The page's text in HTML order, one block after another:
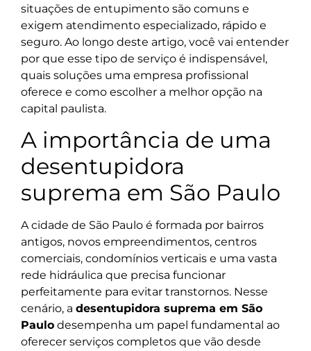
situações de entupimento são comuns e
exigem atendimento especializado, rápido e
seguro. Ao longo deste artigo, você vai entender
por que esse tipo de serviço é indispensável,
quais soluções uma empresa profissional
oferece e como escolher a melhor opção na
capital paulista.
A importância de uma
desentupidora
suprema em São Paulo
A cidade de São Paulo é formada por bairros
antigos, novos empreendimentos, centros
comerciais, condomínios verticais e uma vasta
rede hidráulica que precisa funcionar
perfeitamente para evitar transtornos. Nesse
cenário, a desentupidora suprema em São
Paulo desempenha um papel fundamental ao
oferecer serviços completos que vão desde